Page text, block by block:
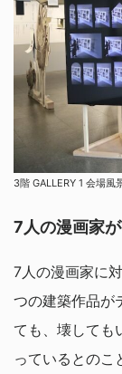
3階 GALLERY 1 会場
7人の漫画家
7人の漫画家に
つの建築作品が
ても、壊しても
っているとのこ